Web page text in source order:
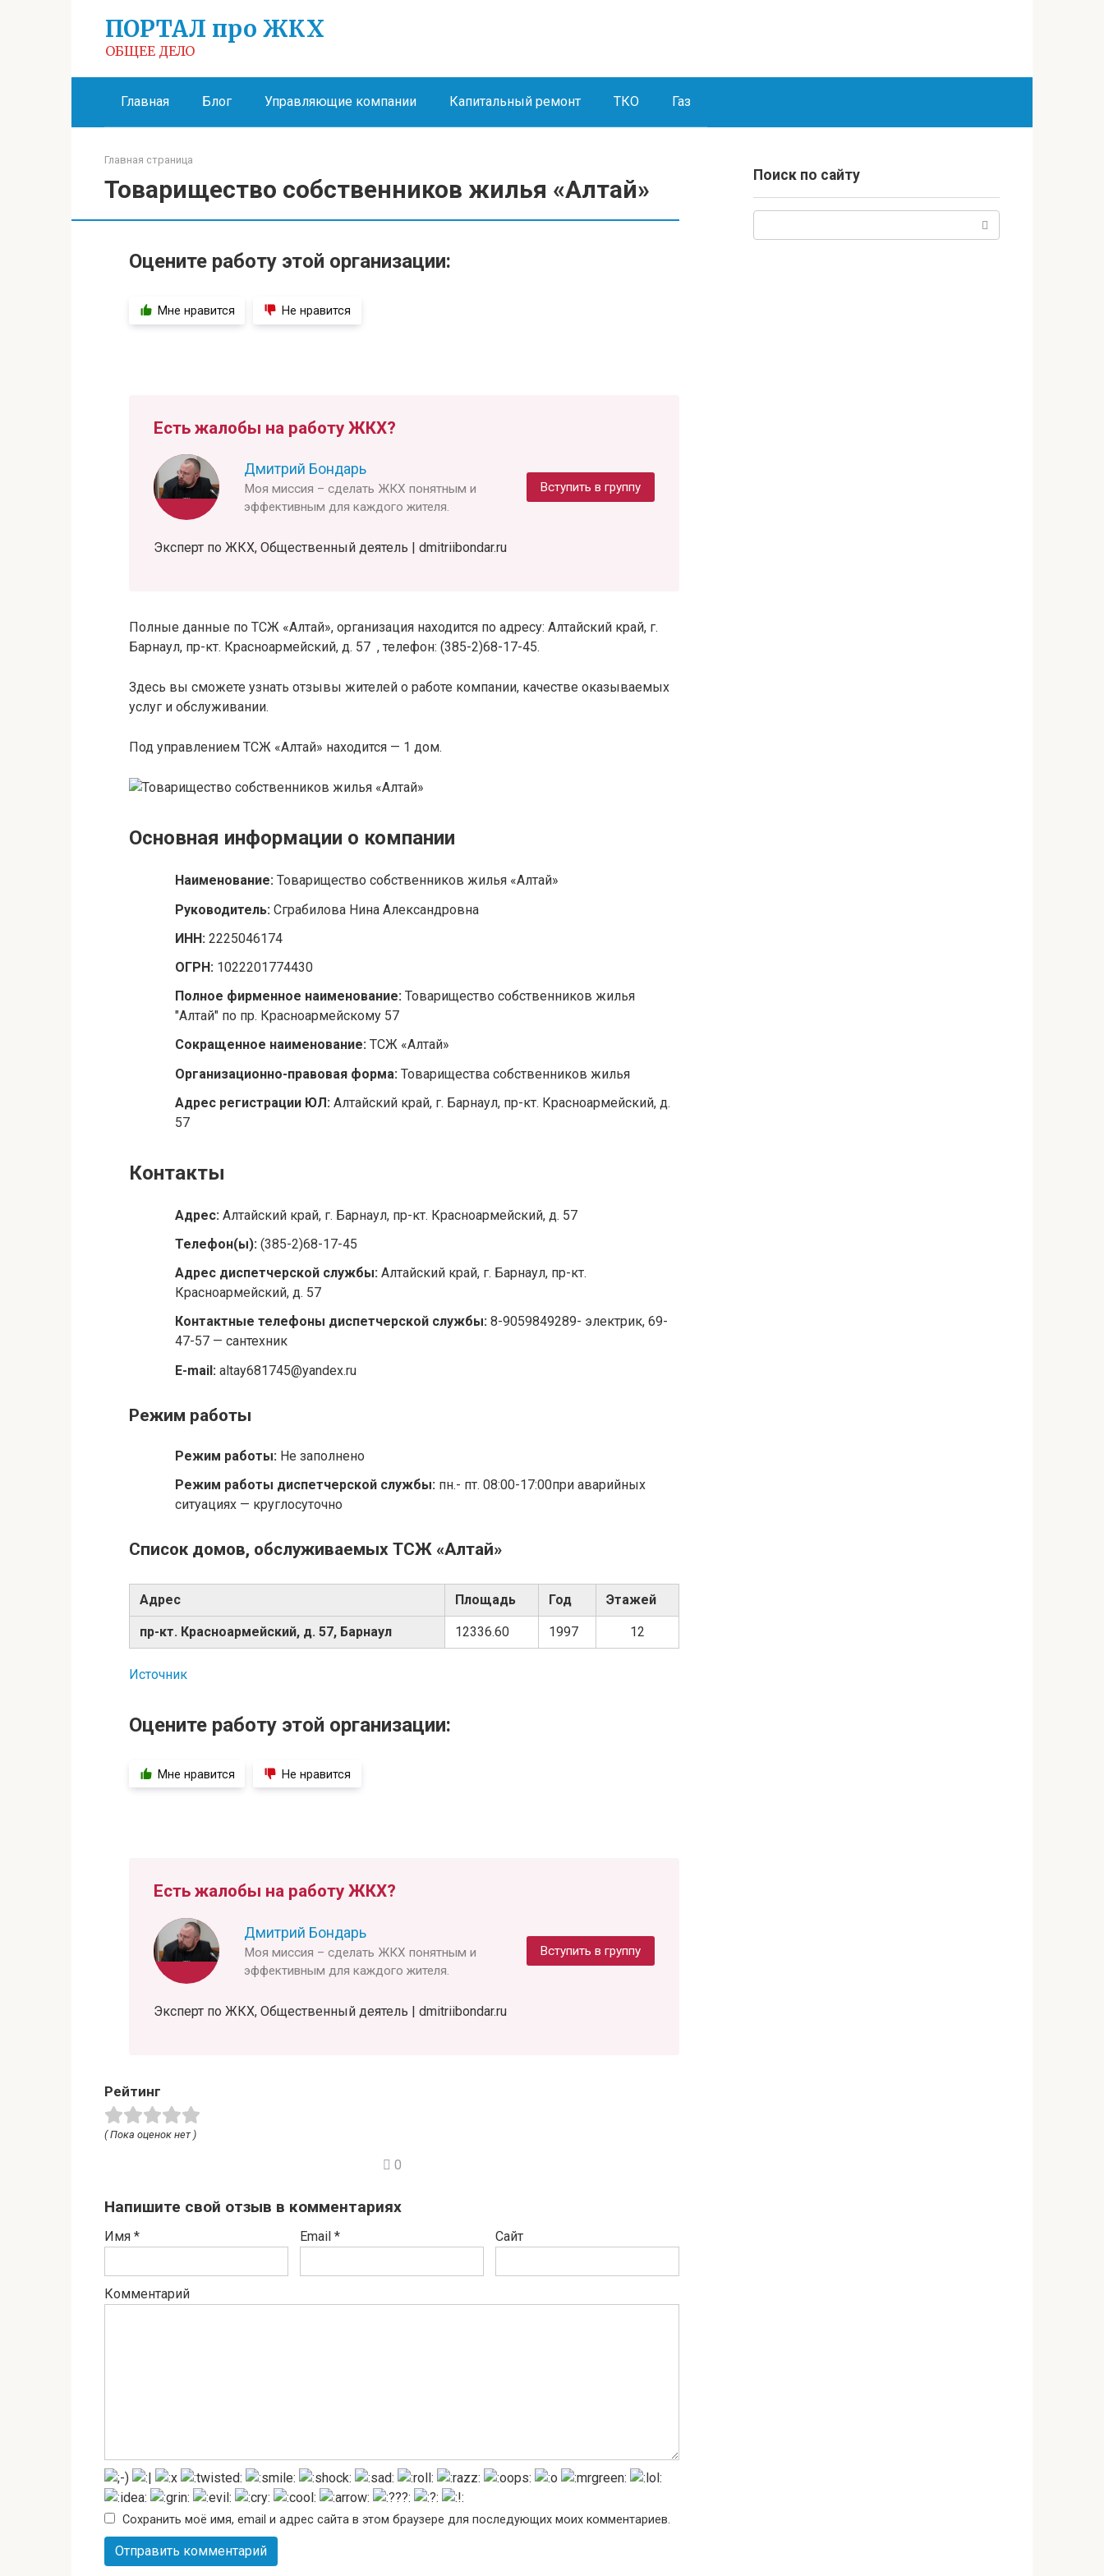
ПОРТАЛ про ЖКХ
ОБЩЕЕ ДЕЛО
Главная Блог Управляющие компании Капитальный ремонт ТКО Газ
Главная страница
Товарищество собственников жилья «Алтай»
Оцените работу этой организации:
Мне нравится Не нравится
Есть жалобы на работу ЖКХ?
Дмитрий Бондарь
Моя миссия – сделать ЖКХ понятным и
эффективным для каждого жителя.
Вступить в группу
Эксперт по ЖКХ, Общественный деятель | dmitriibondar.ru
Полные данные по ТСЖ «Алтай», организация находится по адресу: Алтайский край, г.
Барнаул, пр-кт. Красноармейский, д. 57 , телефон: (385-2)68-17-45.
Здесь вы сможете узнать отзывы жителей о работе компании, качестве оказываемых
услуг и обслуживании.
Под управлением ТСЖ «Алтай» находится — 1 дом.
Основная информации о компании
Наименование: Товарищество собственников жилья «Алтай»
Руководитель: Сграбилова Нина Александровна
ИНН: 2225046174
ОГРН: 1022201774430
Полное фирменное наименование: Товарищество собственников жилья
"Алтай" по пр. Красноармейскому 57
Сокращенное наименование: ТСЖ «Алтай»
Организационно-правовая форма: Товарищества собственников жилья
Адрес регистрации ЮЛ: Алтайский край, г. Барнаул, пр-кт. Красноармейский, д.
57
Контакты
Адрес: Алтайский край, г. Барнаул, пр-кт. Красноармейский, д. 57
Телефон(ы): (385-2)68-17-45
Адрес диспетчерской службы: Алтайский край, г. Барнаул, пр-кт.
Красноармейский, д. 57
Контактные телефоны диспетчерской службы: 8-9059849289- электрик, 69-
47-57 — сантехник
E-mail: altay681745@yandex.ru
Режим работы
Режим работы: Не заполнено
Режим работы диспетчерской службы: пн.- пт. 08:00-17:00при аварийных
ситуациях — круглосуточно
Список домов, обслуживаемых ТСЖ «Алтай»
Адрес Площадь Год Этажей
пр-кт. Красноармейский, д. 57, Барнаул 12336.60 1997 12
Источник
Оцените работу этой организации:
Мне нравится Не нравится
Есть жалобы на работу ЖКХ?
Дмитрий Бондарь
Моя миссия – сделать ЖКХ понятным и
эффективным для каждого жителя.
Вступить в группу
Эксперт по ЖКХ, Общественный деятель | dmitriibondar.ru
Рейтинг
( Пока оценок нет )
0
Напишите свой отзыв в комментариях
Имя * Email * Сайт
Комментарий
Сохранить моё имя, email и адрес сайта в этом браузере для последующих моих комментариев.
Поиск по сайту